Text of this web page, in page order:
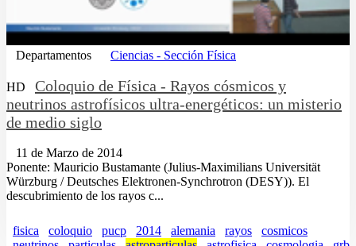
Departamentos Ciencias - Sección Física
HD
Coloquio de Física - Rayos cósmicos y
neutrinos astrofísicos ultra-energéticos: un misterio
de medio siglo
11 de Marzo de 2014
Ponente: Mauricio Bustamante (Julius-Maximilians Universität
Würzburg / Deutsches Elektronen-Synchrotron (DESY)). El
descubrimiento de los rayos c...
fisica coloquio pucp 2014 alemania rayos
cosmicos